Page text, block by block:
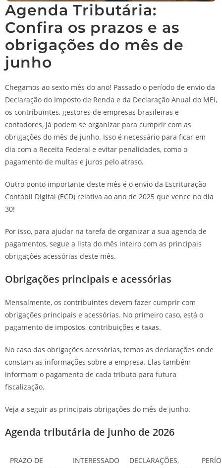
Agenda Tributária:
Confira os prazos e as
obrigações do mês de
junho
Chegamos ao sexto mês do ano! Passado o período de envio da
Declaração do Imposto de Renda e da Declaração Anual do MEI,
os contribuintes, gestores de empresas brasileiras e
contadores, já podem se organizar para cumprir com as
obrigações do mês de junho. Isso é necessário para ficar em
dia com a Receita Federal e evitar penalidades, como o
pagamento de multas e juros pelo atraso.
Outro ponto importante deste mês é o envio da Escrituração
Contábil Digital (ECD) relativa ao ano de 2025 que vence no dia
30!
Por isso, para ajudar na tarefa de organizar a sua agenda de
pagamentos, segue a lista do mês inteiro com as principais
obrigações acessórias deste mês.
Obrigações principais e acessórias
Mensalmente, os contribuintes devem fazer cumprir com
obrigações principais e acessórias. No primeiro caso, está o
pagamento de impostos, contribuições e taxas.
No caso das obrigações acessórias, temos as declarações onde
constam as informações sobre a empresa. Elas também
informam o pagamento de cada tributo para futura
fiscalização.
Veja a seguir as principais obrigações do mês de junho.
Agenda tributária de junho de 2026
PRAZO DE
INTERESSADO
DECLARAÇÕES,